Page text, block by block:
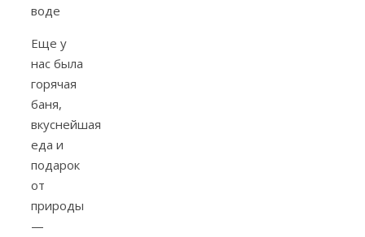
воде
Еще у
нас была
горячая
баня,
вкуснейшая
еда и
подарок
от
природы
—